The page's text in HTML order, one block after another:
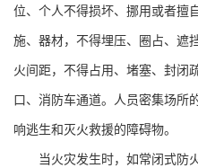
位、个人不得损坏、挪用或者擅
施、器材，不得埋压、圈占、遮
火间距，不得占用、堵塞、封闭
口、消防车通道。人员密集场所
响逃生和灭火救援的障碍物。
当火灾发生时，如常闭式防火